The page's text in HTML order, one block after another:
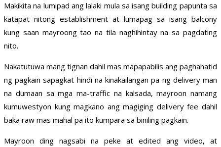
Makikita na lumipad ang lalaki mula sa isang building papunta sa
katapat nitong establishment at lumapag sa isang balcony
kung saan mayroong tao na tila naghihintay na sa pagdating
nito.
Nakatutuwa mang tignan dahil mas mapapabilis ang paghahatid
ng pagkain sapagkat hindi na kinakailangan pa ng delivery man
na dumaan sa mga ma-traffic na kalsada, mayroon namang
kumuwestyon kung magkano ang magiging delivery fee dahil
baka raw mas mahal pa ito kumpara sa biniling pagkain.
Mayroon ding nagsabi na peke at edited ang video, at